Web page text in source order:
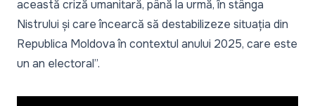
această criză umanitară, până la urmă, în stânga
Nistrului și care încearcă să destabilizeze situația din
Republica Moldova în contextul anului 2025, care este
un an electoral”.